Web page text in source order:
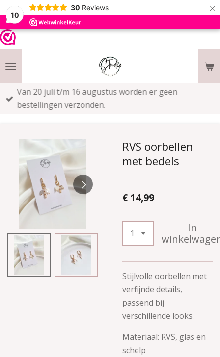
10
30 Reviews ×
Van 20 juli t/m 16 augustus worden er geen
bestellingen verzonden.
RVS oorbellen
met bedels
€ 14,99
In
Stijlvolle oorbellen met
verfijnde details,
passend bij
verschillende looks.
Materiaal: RVS, glas en
schelp